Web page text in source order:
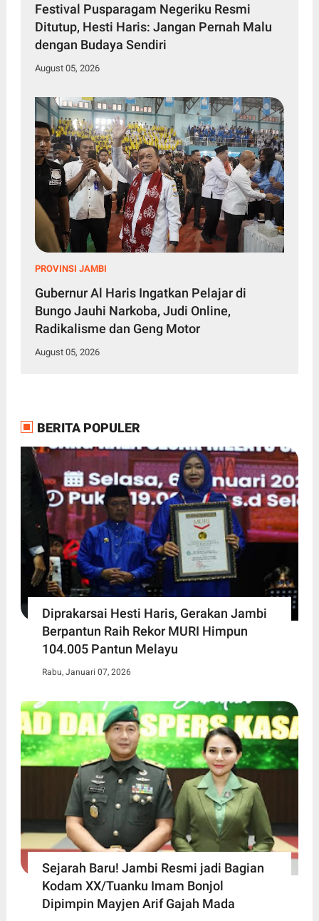
Festival Pusparagam Negeriku Resmi
Ditutup, Hesti Haris: Jangan Pernah Malu
dengan Budaya Sendiri
August 05, 2026
PROVINSI JAMBI
Gubernur Al Haris Ingatkan Pelajar di
Bungo Jauhi Narkoba, Judi Online,
Radikalisme dan Geng Motor
August 05, 2026
BERITA POPULER
Diprakarsai Hesti Haris, Gerakan Jambi
Berpantun Raih Rekor MURI Himpun
104.005 Pantun Melayu
Rabu, Januari 07, 2026
Sejarah Baru! Jambi Resmi jadi Bagian
Kodam XX/Tuanku Imam Bonjol
Dipimpin Mayjen Arif Gajah Mada